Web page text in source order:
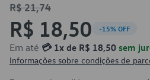
R$ 21,74
R$ 18,50 -15% OFF
Em até 💳 1x de R$ 18,50 sem
Informações sobre condições de